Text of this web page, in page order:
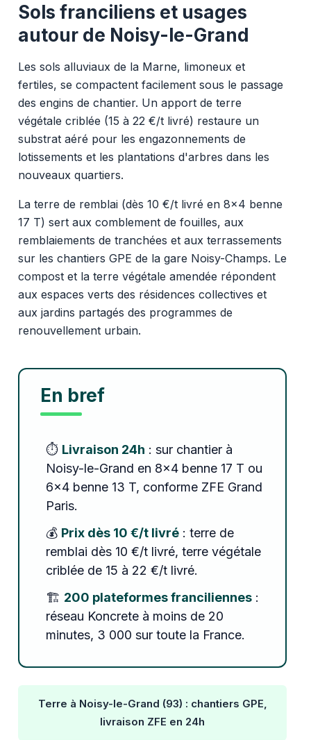
Sols franciliens et usages
autour de Noisy-le-Grand
Les sols alluviaux de la Marne, limoneux et
fertiles, se compactent facilement sous le passage
des engins de chantier. Un apport de terre
végétale criblée (15 à 22 €/t livré) restaure un
substrat aéré pour les engazonnements de
lotissements et les plantations d'arbres dans les
nouveaux quartiers.
La terre de remblai (dès 10 €/t livré en 8x4 benne
17 T) sert aux comblement de fouilles, aux
remblaiements de tranchées et aux terrassements
sur les chantiers GPE de la gare Noisy-Champs. Le
compost et la terre végétale amendée répondent
aux espaces verts des résidences collectives et
aux jardins partagés des programmes de
renouvellement urbain.
En bref
⏱️ Livraison 24h : sur chantier à
Noisy-le-Grand en 8x4 benne 17 T ou
6x4 benne 13 T, conforme ZFE Grand
Paris.
💰 Prix dès 10 €/t livré: terre de
remblai dès 10 €/t livré, terre végétale
criblée de 15 à 22 €/t livré.
🏗️ 200 plateformes franciliennes:
réseau Koncrete à moins de 20
minutes, 3 000 sur toute la France.
Terre à Noisy-le-Grand (93) : chantiers GPE,
livraison ZFE en 24h